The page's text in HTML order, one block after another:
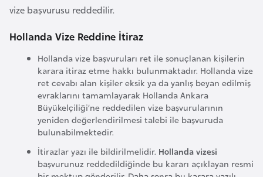
vize başvurusu reddedilir.
Hollanda Vize Reddine İtiraz
Hollanda vize başvuruları ret ile sonuçlanan kişilerin
karara itiraz etme hakkı bulunmaktadır. Hollanda vize
ret cevabı alan kişiler eksik ya da yanlış beyan edilmiş
evraklarını tamamlayarak Hollanda Ankara
Büyükelçiliği’ne reddedilen vize başvurularının
yeniden değerlendirilmesi talebi ile başvuruda
bulunabilmektedir.
İtirazlar yazı ile bildirilmelidir. Hollanda vizesi
başvurunuz reddedildiğinde bu kararı açıklayan resmi
Ç
d